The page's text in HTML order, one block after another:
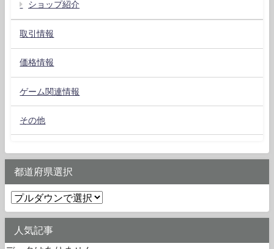
ショップ紹介
取引情報
価格情報
ゲーム関連情報
その他
都道府県選択
人気記事